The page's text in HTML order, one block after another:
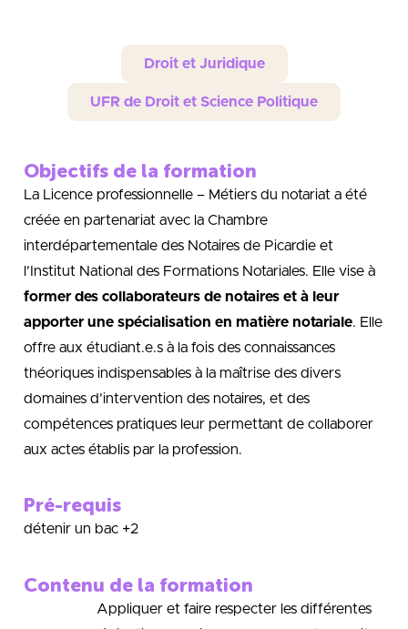
Droit et Juridique
UFR de Droit et Science Politique
Objectifs de la formation
La Licence professionnelle – Métiers du notariat a été
créée en partenariat avec la Chambre
interdépartementale des Notaires de Picardie et
l’Institut National des Formations Notariales. Elle vise à
former des collaborateurs de notaires et à leur
apporter une spécialisation en matière notariale. Elle
offre aux étudiant.e.s à la fois des connaissances
théoriques indispensables à la maîtrise des divers
domaines d’intervention des notaires, et des
compétences pratiques leur permettant de collaborer
aux actes établis par la profession.
Pré-requis
détenir un bac +2
Contenu de la formation
Appliquer et faire respecter les différentes